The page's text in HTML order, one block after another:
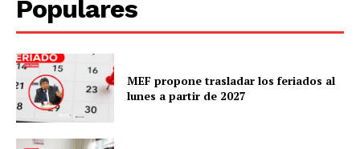
Populares
MEF propone trasladar los feriados al
lunes a partir de 2027